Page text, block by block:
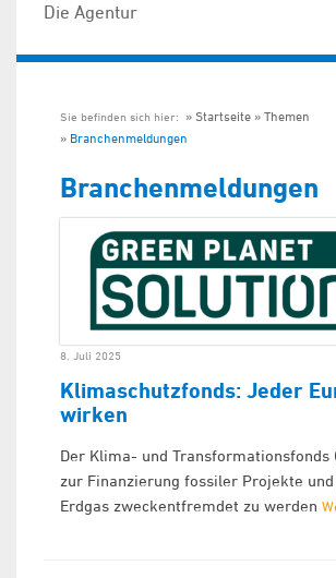
Die Agentur
Sie befinden sich hier: Startseite
Themen
Branchenmeldungen
Branchenmeldungen
8. Juli 2025
Klimaschutzfonds: Jeder
wirken
Der Klima- und Transformationsfonds
zur Finanzierung fossiler Projekte
Erdgas zweckentfremdet zu werden